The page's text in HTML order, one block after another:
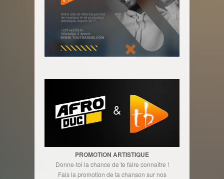
PROMOTION ARTISTIQUE
Donne-toi la chance de te faire connaître !
Fais la promotion de ta chanson sur nos